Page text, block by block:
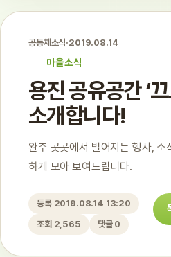
공동체소식·2019.08.14
마을소식
용진 공유공간 ‘
소개합니다!
완주 곳곳에서 벌어지는 행사, 소
하게 모아 보여드립니다.
등록 2019.08.14 13:20
조회 2,565
댓글 0